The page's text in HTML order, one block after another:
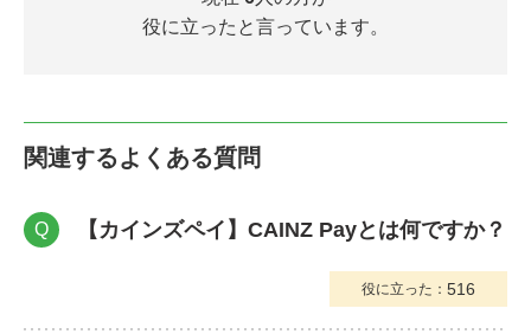
役に立ったと言っています。
関連するよくある質問
Q 【カインズペイ】CAINZ Payとは何ですか？
役に立った： 516